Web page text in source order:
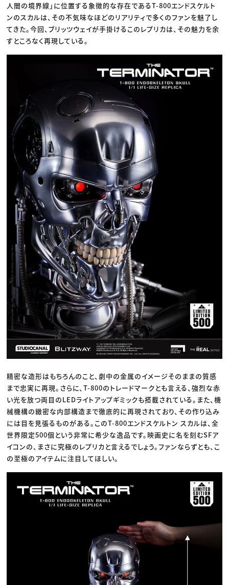
人間の境界線」に位置する象徴的な存在であるT-800エンドスケルト
ンのスカルは、その不気味なほどのリアリティで多くのファンを魅了し
てきた。今回、ブリッツウェイが手掛けるこのレプリカは、その魅力を余
すところなく再現している。
精密な造形はもちろんのこと、劇中の金属のイメージそのままの質感
まで忠実に再現。さらに、T-800のトレードマークとも言える、強烈な赤
い光を放つ両目のLEDライトアップギミックも搭載されている。また、機
械機構の緻密な内部構造まで徹底的に再現されており、その作り込み
には目を見張るものがある。このT-800エンドスケルトン スカルは、全
世界限定500個という非常に希少な逸品です。映画史に名を刻むSFア
イコンの、まさに究極のレプリカと言えるでしょう。ファンならずとも、こ
の至極のアイテムに注目してほしい。